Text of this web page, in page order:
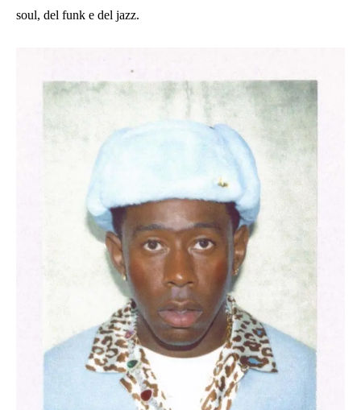
soul, del funk e del jazz.